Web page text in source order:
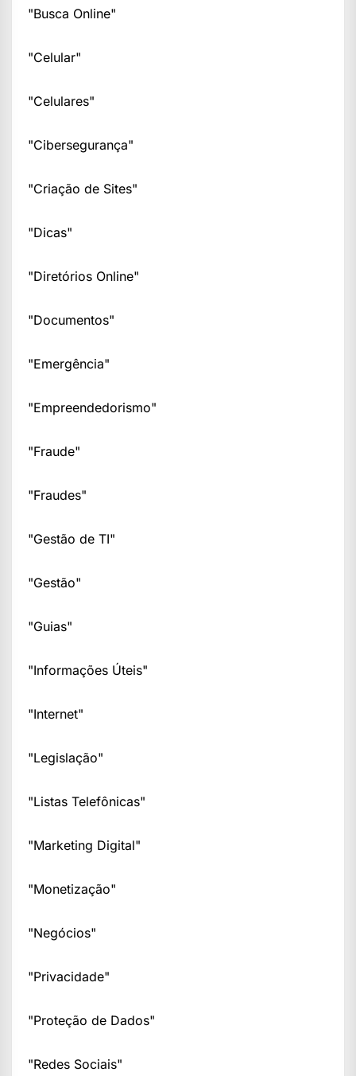
"Busca Online"
"Celular"
"Celulares"
"Cibersegurança"
"Criação de Sites"
"Dicas"
"Diretórios Online"
"Documentos"
"Emergência"
"Empreendedorismo"
"Fraude"
"Fraudes"
"Gestão de TI"
"Gestão"
"Guias"
"Informações Úteis"
"Internet"
"Legislação"
"Listas Telefônicas"
"Marketing Digital"
"Monetização"
"Negócios"
"Privacidade"
"Proteção de Dados"
"Redes Sociais"